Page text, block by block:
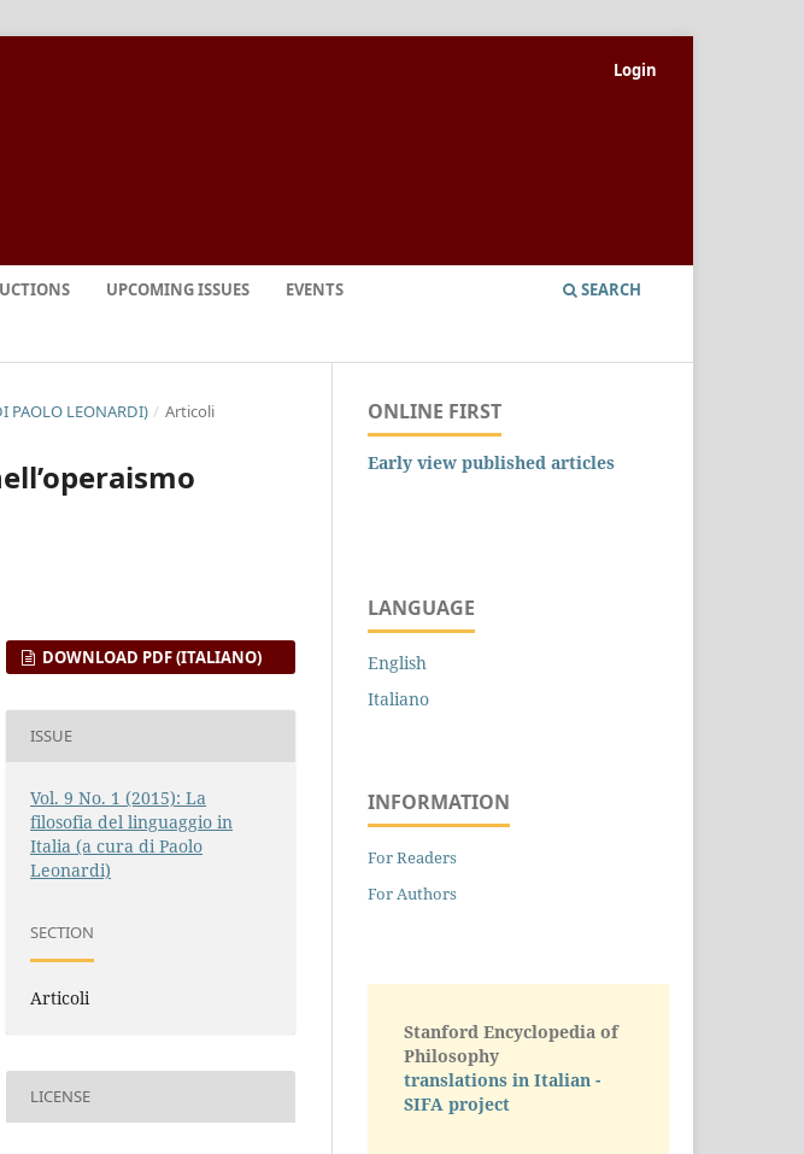
UPCOMING ISSUES EVENTS SEARCH
Login
PAOLO LEONARDI) / Articoli
DOWNLOAD PDF (ITALIANO)
ISSUE
Vol. 9 No. 1 (2015): La
filosofia del linguaggio in
Italia (a cura di Paolo
Leonardi)
SECTION
Articoli
LICENSE
ONLINE FIRST
Early view published articles
LANGUAGE
English
Italiano
INFORMATION
For Readers
For Authors
Stanford Encyclopedia of
Philosophy
translations in Italian -
SIFA project